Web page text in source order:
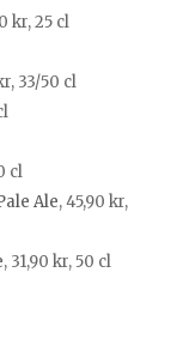
kr, 25 cl
33/50 cl
cl
Ale, 45,90 kr,
, 31,90 kr, 50 cl